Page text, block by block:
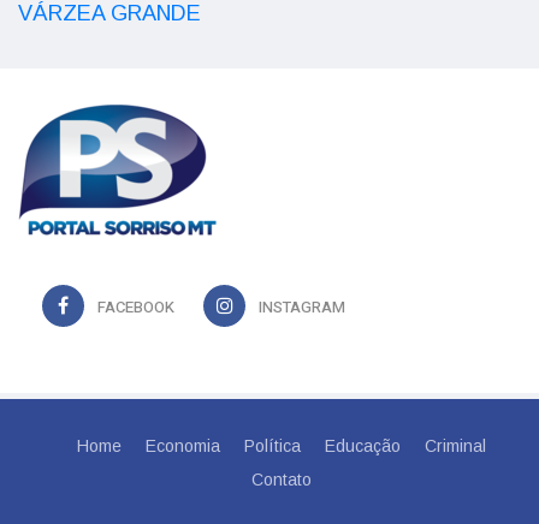
VÁRZEA GRANDE
FACEBOOK INSTAGRAM
Home Economia Política Educação
Criminal
Contato